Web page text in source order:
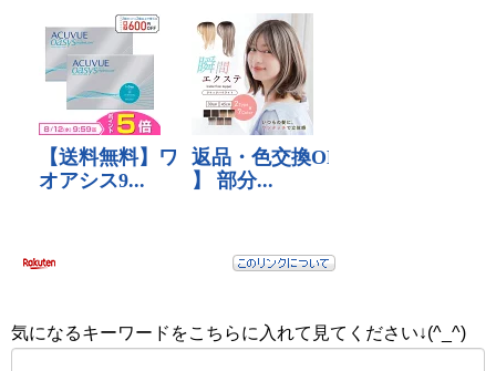
気になるキーワードをこちらに入れて見てください↓(^_^)